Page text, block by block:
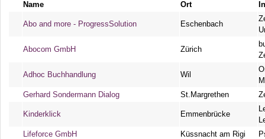
Name Ort
Abo and more - ProgressSolution Eschenbach
Abocom GmbH Zürich
Adhoc Buchhandlung Wil
Gerhard Sondermann Dialog
St.Margrethen
Kinderklick Emmenbrücke
Lifeforce GmbH
Küssnacht am Rigi